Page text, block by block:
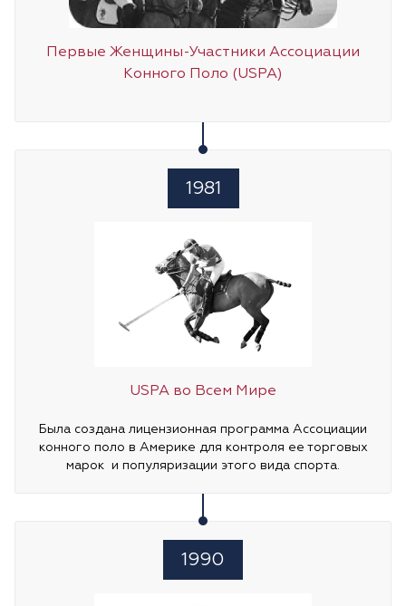
Первые Женщины-Участники Ассоциации
Конного Поло (USPA)
1981
USPA во Всем Мире
Была создана лицензионная программа Ассоциации
конного поло в Америке для контроля ее торговых
марок и популяризации этого вида спорта.
1990